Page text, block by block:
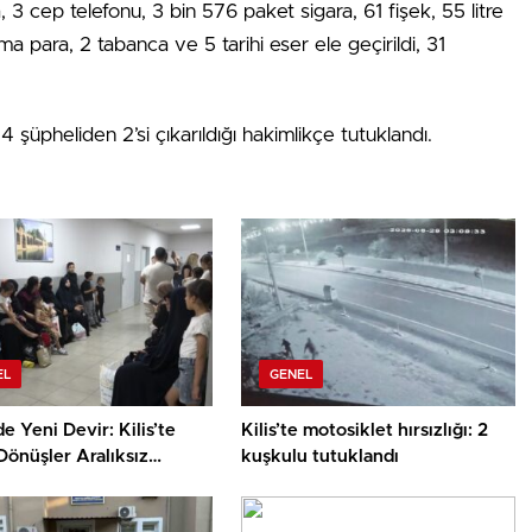
3 cep telefonu, 3 bin 576 paket sigara, 61 fişek, 55 litre
para, 2 tabanca ve 5 tarihi eser ele geçirildi, 31
2’si çıkarıldığı hakimlikçe tutuklandı.
Yeni Devir: Kilis’te
Aralıksız
GENEL
Kilis’te motosiklet hırsızlığı: 2
kuşkulu tutuklandı